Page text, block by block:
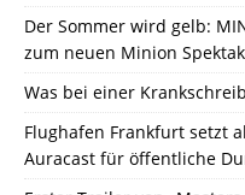
Der Sommer wird gelb:
zum neuen Minion
Was bei einer
Flughafen Frankfurt setzt
Auracast für öffentliche